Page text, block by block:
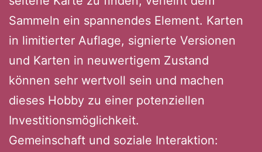
Sammeln ein spannendes Element. Karten
in limitierter Auflage, signierte Versionen
und Karten in neuwertigem Zustand
können sehr wertvoll sein und machen
dieses Hobby zu einer potenziellen
Investitionsmöglichkeit.
Gemeinschaft und soziale Interaktion: